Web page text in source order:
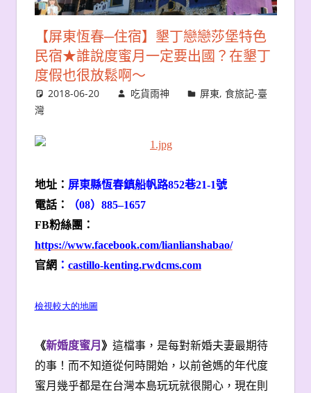
【屏東恆春─住宿】墾丁戀戀莎堡特色
民宿★誰說度蜜月一定要出國？在墾丁
度假也很放鬆啊〜
2018-06-20 吃貨雨神 屏東,食旅記-臺
灣
地址： 屏東縣恆春鎮船帆路852巷21-1號
電話：
（08）885–1657
FB粉絲團：
https://www.facebook.com/lianlianshabao/
官網 ： castillo-kenting.rwdcms.com
檢視較大的地圖
《新婚度蜜月 》 這檔事，是每對新婚夫妻最期待
的事！而不知道從何時開始，以前爸媽的年代度
蜜月幾乎都是在台灣本島玩玩就很開心，現在則